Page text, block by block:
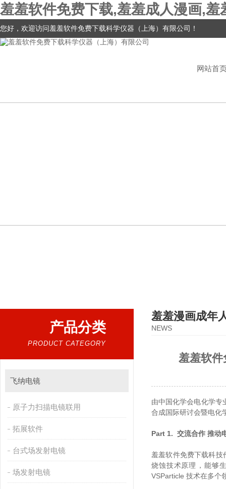
羞羞软件免费下载,羞羞成人漫画,
您好，欢迎访问羞羞软件免费下载科学仪器（上海）有限公司！
网站首
产品分类
PRODUCT CATEGORY
飞纳电镜
原子力扫描电镜联用
拓展软件
台式场发射电镜
场发射电镜
羞羞漫画成年
NEWS
羞羞软件
由中国化学会电化学专业
合成国际研讨会暨电化
Part 1. 交流合作 推动
羞羞软件免费下载科技
烧蚀技术原理，能够
VSParticle 技术在多个